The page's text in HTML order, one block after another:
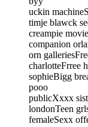
uckin
timje blawck
creampie
companion
orn
charlotteFrree
sophieBigg
pooo
publicXxxx
londonTeen
femaleSexx